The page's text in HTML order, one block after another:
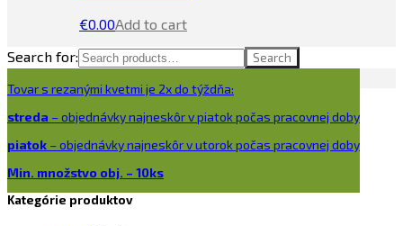
€0.00Add to cart
Search for:
Search
Tovar s rezanými kvetmi je 2x do týždňa:
streda – objednávky najneskôr v piatok počas pracovnej doby
piatok – objednávky najneskôr v utorok počas pracovnej doby
Min. množstvo obj. – 10ks
Kategórie produktov